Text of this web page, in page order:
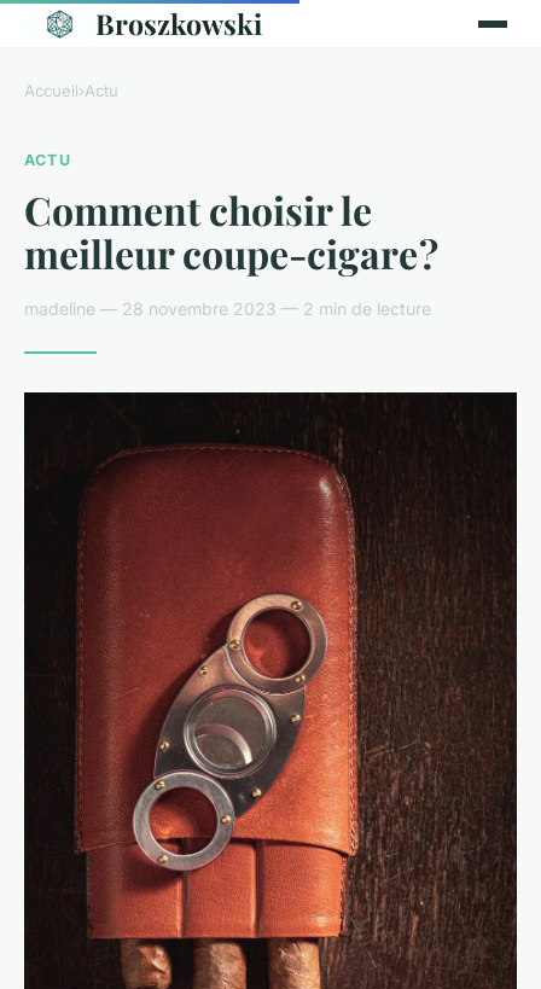
Broszkowski
Accueil›Actu
ACTU
Comment choisir le
meilleur coupe-cigare ?
madeline — 28 novembre 2023 — 2 min de lecture